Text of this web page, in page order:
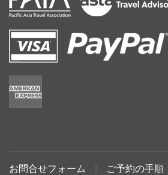
お問合せフォーム ご予約の手順